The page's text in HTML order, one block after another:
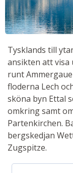
Tysklands till
ansikten att visa
runt
floderna Lech
sköna byn Ettal
omkring samt
Partenkirchen.
bergskedjan
Zugspitze.